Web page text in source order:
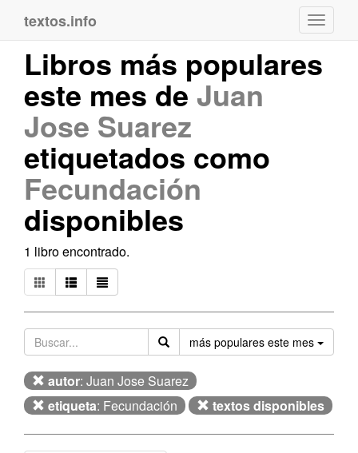
textos.info
Libros más populares
este mes deJuan
Jose Suarez
etiquetados como
Fecundación
disponibles
1 libro encontrado.
más populares este mes
autor: Juan Jose Suarez
etiqueta: Fecundación textos disponibles